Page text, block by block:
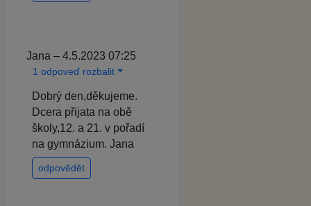
Jana – 4.5.2023 07:25
1 odpoveď rozbalit
Dobrý den,děkujeme.
Dcera přijata na obě
školy,12. a 21. v pořadí
na gymnázium. Jana
odpovědět